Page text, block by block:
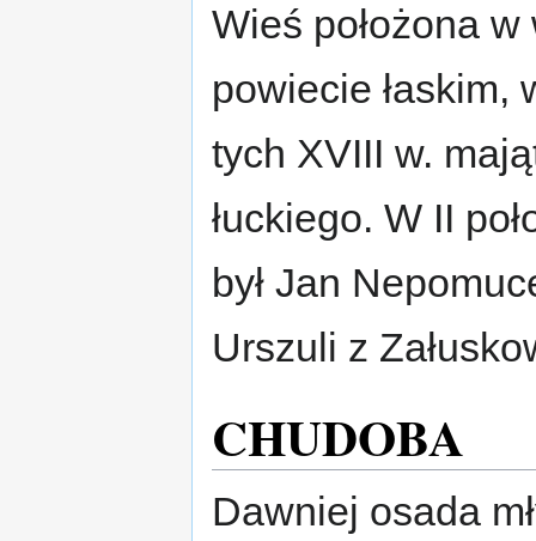
Wieś położona
powiecie łaskim,
tych XVIII w.
łuckiego. W II
był Jan
Urszuli z
CHUDOBA
Dawniej osada